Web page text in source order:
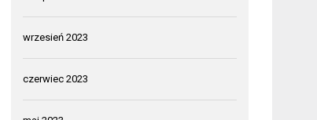
wrzesień 2023
czerwiec 2023